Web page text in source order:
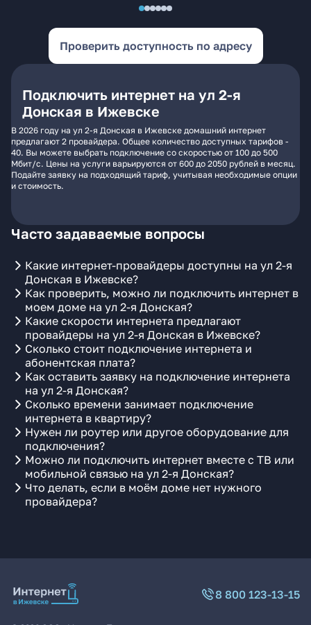
Проверить доступность по адресу
Подключить интернет на ул 2-я
Донская в Ижевске
В 2026 году на ул 2-я Донская в Ижевске домашний интернет
предлагают 2 провайдера. Общее количество доступных тарифов -
40. Вы можете выбрать подключение со скоростью от 100 до 500
Мбит/с. Цены на услуги варьируются от 600 до 2050 рублей в месяц.
Подайте заявку на подходящий тариф, учитывая необходимые опции
и стоимость.
Часто задаваемые вопросы
Какие интернет-провайдеры доступны на ул 2-я
Донская в Ижевске?
Как проверить, можно ли подключить интернет в
моем доме на ул 2-я Донская?
Какие скорости интернета предлагают
провайдеры на ул 2-я Донская в Ижевске?
Сколько стоит подключение интернета и
абонентская плата?
Как оставить заявку на подключение интернета
на ул 2-я Донская?
Сколько времени занимает подключение
интернета в квартиру?
Нужен ли роутер или другое оборудование для
подключения?
Можно ли подключить интернет вместе с ТВ или
мобильной связью на ул 2-я Донская?
Что делать, если в моём доме нет нужного
провайдера?
8 800 123-13-15